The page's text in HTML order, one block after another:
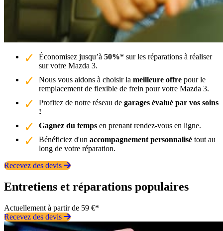
Économisez jusqu’à 50%* sur les réparations à réaliser
sur votre Mazda 3.
Nous vous aidons à choisir la meilleure offre pour le
remplacement de flexible de frein pour votre Mazda 3.
Profitez de notre réseau de garages évalué par vos soins
!
Gagnez du temps en prenant rendez-vous en ligne.
Bénéficiez d'un accompagnement personnalisé tout au
long de votre réparation.
Recevez des devis
Entretiens et réparations populaires
Actuellement à partir de 59 €*
Recevez des devis